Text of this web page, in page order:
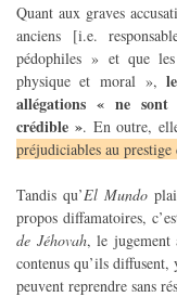
Quant aux graves
anciens [i.e.
pédophiles » et que
physique et moral »,
allégations « ne sont
crédible ». En outre,
préjudiciables au
Tandis qu’El Mundo
propos diffamatoires,
de Jéhovah, le jugement
contenus qu’ils
peuvent reprendre sans